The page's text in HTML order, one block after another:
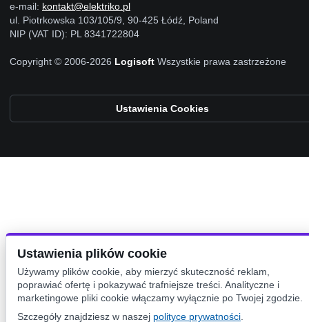
e-mail: kontakt@elektriko.pl
ul. Piotrkowska 103/105/9, 90-425 Łódź, Poland
NIP (VAT ID): PL 8341722804
Copyright © 2006-2026 Logisoft Wszystkie prawa zastrzeżone
Ustawienia Cookies
Ustawienia plików cookie
Używamy plików cookie, aby mierzyć skuteczność reklam,
poprawiać ofertę i pokazywać trafniejsze treści. Analityczne i
marketingowe pliki cookie włączamy wyłącznie po Twojej zgodzie.
Szczegóły znajdziesz w naszej polityce prywatności